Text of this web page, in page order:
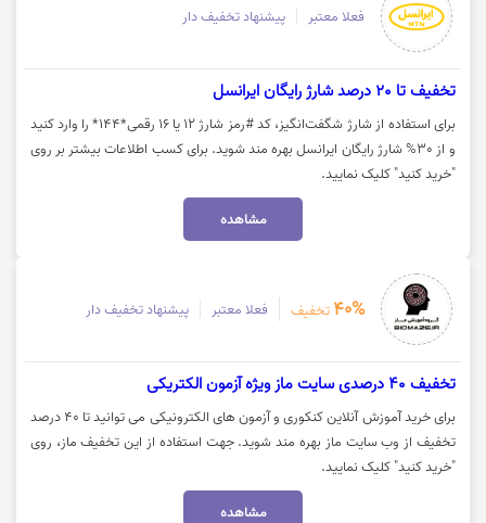
فعلا معتبر پیشنهاد تخفیف دار
تخفیف تا 20 درصد شارژ رایگان ایرانسل
برای استفاده از شارژ شگفت‌انگیز، کد #رمز شارژ ۱۲ یا ۱۶ رقمی*۱۴۴* را وارد کنید
و از 30% شارژ رایگان ایرانسل بهره مند شوید. برای کسب اطلاعات بیشتر بر روی
"خرید کنید" کلیک نمایید.
مشاهده
40% تخفیف فعلا معتبر پیشنهاد تخفیف دار
تخفیف 40 درصدی سایت ماز ویژه آزمون الکتریکی
برای خرید آموزش آنلاین کنکوری و آزمون های الکترونیکی می توانید تا 40 درصد
تخفیف از وب سایت ماز بهره مند شوید. جهت استفاده از این تخفیف ماز، روی
"خرید کنید" کلیک نمایید.
مشاهده